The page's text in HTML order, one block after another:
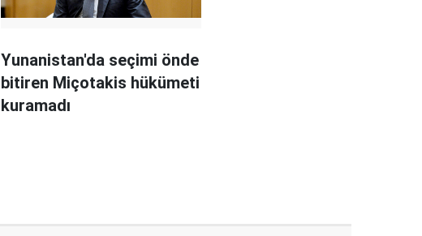
Yunanistan'da seçimi önde
bitiren Miçotakis hükümeti
kuramadı